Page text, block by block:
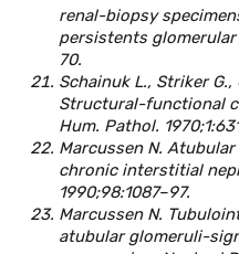
renal-biopsy
persistents
70.
Schainuk L., Striker
Structural-functional
Hum. Pathol.
Marcussen N.
chronic interstitial
1990;98:1087–97.
Marcussen N.
atubular glomeruli-